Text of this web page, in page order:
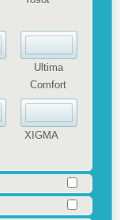
Ultima
Comfort
XIGMA